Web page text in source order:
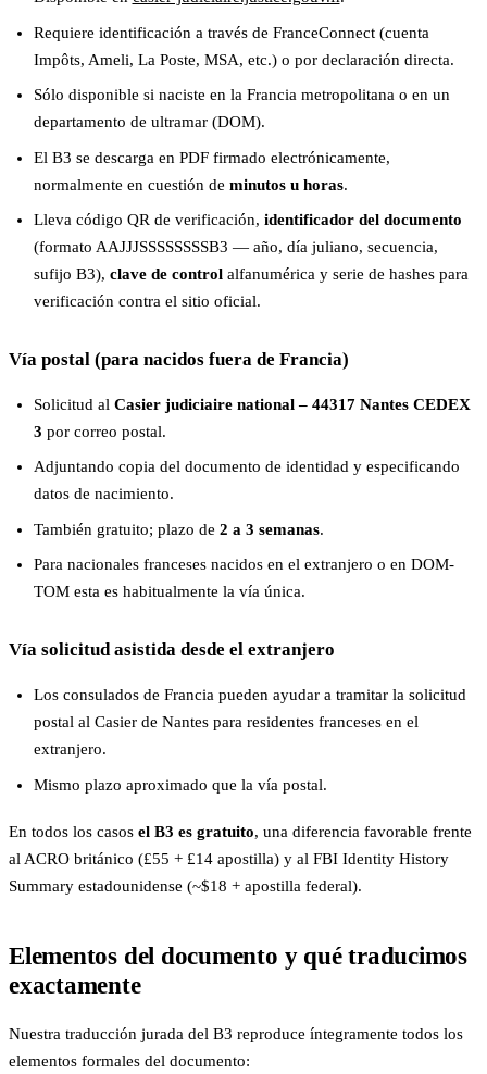
Requiere identificación a través de FranceConnect (cuenta
Impôts, Ameli, La Poste, MSA, etc.) o por declaración directa.
Sólo disponible si naciste en la Francia metropolitana o en un
departamento de ultramar (DOM).
El B3 se descarga en PDF firmado electrónicamente,
normalmente en cuestión de minutos u horas.
Lleva código QR de verificación, identificador del documento
(formato AAJJJSSSSSSSSB3 — año, día juliano, secuencia,
sufijo B3), clave de controlalfanumérica y serie de hashes para
verificación contra el sitio oficial.
Vía postal (para nacidos fuera de Francia)
Solicitud al Casier judiciaire national – 44317 Nantes CEDEX
3 por correo postal.
Adjuntando copia del documento de identidad y especificando
datos de nacimiento.
También gratuito; plazo de 2 a 3 semanas.
Para nacionales franceses nacidos en el extranjero o en DOM-
TOM esta es habitualmente la vía única.
Vía solicitud asistida desde el extranjero
Los consulados de Francia pueden ayudar a tramitar la solicitud
postal al Casier de Nantes para residentes franceses en el
extranjero.
Mismo plazo aproximado que la vía postal.
En todos los casos el B3 es gratuito, una diferencia favorable frente
al ACRO británico (£55 + £14 apostilla) y al FBI Identity History
Summary estadounidense (~$18 + apostilla federal).
Elementos del documento y qué traducimos
exactamente
Nuestra traducción jurada del B3 reproduce íntegramente todos los
elementos formales del documento: